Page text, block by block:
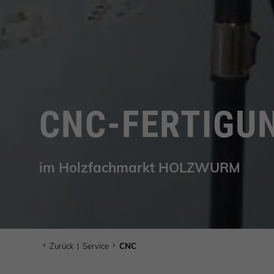
CNC-
im Holzfachmarkt HOLZWURM
Zurück | Service CNC